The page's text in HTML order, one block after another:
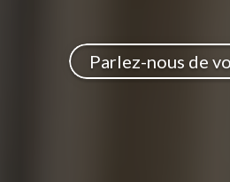
Parlez-nous de